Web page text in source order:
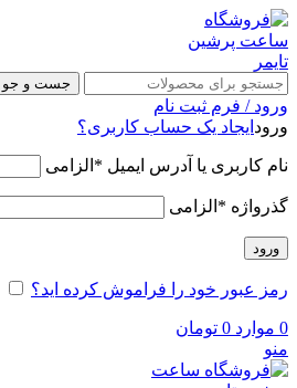
جست و جو
ورود / فرم ثبت نام
ورود ایجاد یک حساب کاربری؟
نام کاربری یا آدرس ایمیل * الزامی
گذرواژه * الزامی
ورود
رمز عبور خود را فراموش کرده اید؟
0 موارد 0 تومان
منو